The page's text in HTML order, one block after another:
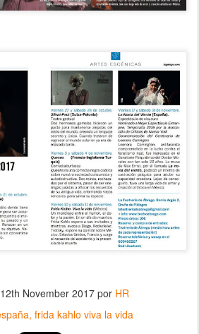
12th November 2017por HR
frida kahlo viva la vida